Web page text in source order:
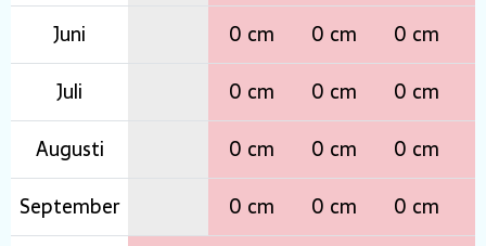
Juni
0 cm 0 cm 0 cm
Juli
0 cm 0 cm 0 cm
Augusti
0 cm 0 cm 0 cm
September
0 cm 0 cm 0 cm